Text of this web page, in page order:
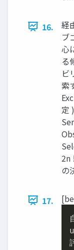
16.
経
ブ
⼼
る
ビ
索
定
2n
の
17.